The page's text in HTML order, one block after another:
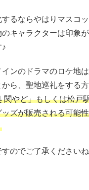
るならやはりマスコッ
キャラクターは印象
ンのドラマのロケ地
ら、聖地巡礼をする
関やど」もしくは松戸
ズが販売される可能
のでご了承くださいね